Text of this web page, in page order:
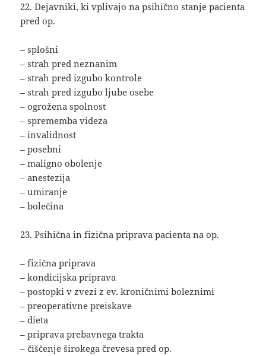
22. Dejavniki, ki vplivajo na psihično stanje pacienta
pred op.
– splošni
– strah pred neznanim
– strah pred izgubo kontrole
– strah pred izgubo ljube osebe
– ogrožena spolnost
– sprememba videza
– invalidnost
– posebni
– maligno obolenje
– anestezija
– umiranje
– bolečina
23. Psihična in fizična priprava pacienta na op.
– fizična priprava
– kondicijska priprava
– postopki v zvezi z ev. kroničnimi boleznimi
– preoperativne preiskave
– dieta
– priprava prebavnega trakta
– čiščenje širokega črevesa pred op.